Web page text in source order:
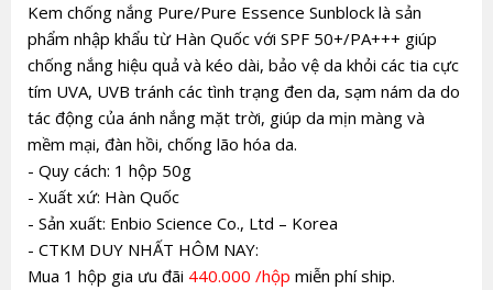
Kem chống nắng Pure/Pure Essence Sunblock là sản
phẩm nhập khẩu từ Hàn Quốc với SPF 50+/PA+++ giúp
chống nắng hiệu quả và kéo dài, bảo vệ da khỏi các tia cực
tím UVA, UVB tránh các tình trạng đen da, sạm nám da do
tác động của ánh nắng mặt trời, giúp da mịn màng và
mềm mại, đàn hồi, chống lão hóa da.
- Quy cách: 1 hộp 50g
- Xuất xứ: Hàn Quốc
- Sản xuất: Enbio Science Co., Ltd – Korea
- CTKM DUY NHẤT HÔM NAY:
Mua 1 hộp gia ưu đãi 440.000 /hộp miễn phí ship.